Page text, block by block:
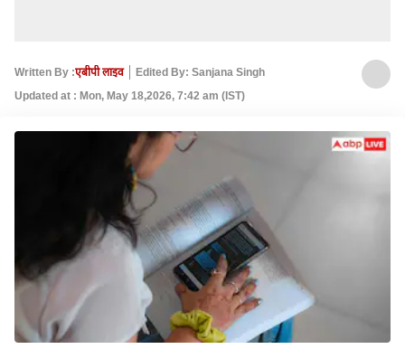
Written By :एबीपी लाइव
Edited By: Sanjana Singh
Updated at : Mon, May 18,2026, 7:42 am (IST)